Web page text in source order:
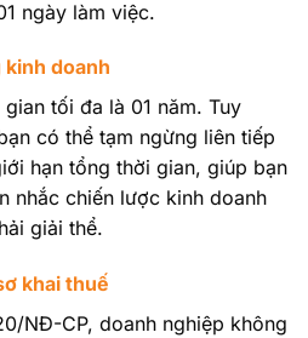
ngày làm việc.
doanh
tối đa là 01 năm. Tuy
có thể tạm ngừng liên tiếp
hạn tổng thời gian, giúp bạn
nhắc chiến lược kinh doanh
giải thể.
khai thuế
NĐ-CP, doanh nghiệp không